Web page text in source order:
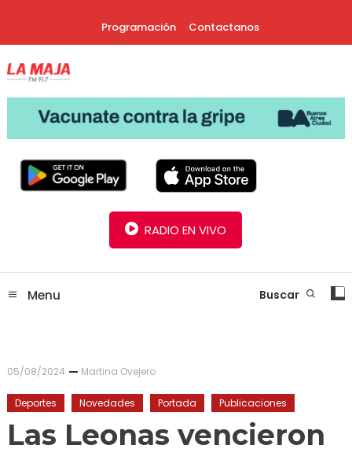
Programación Contactanos
Radio La Maja
RADIO EN VIVO
Menu Buscar
05/08/2024 Martina Ovejero
Deportes Novedades Portada Publicaciones
Las Leonas vencieron